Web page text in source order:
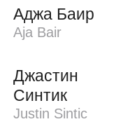
Аджа Баир
Aja Bair
Джастин
Синтик
Justin Sintic